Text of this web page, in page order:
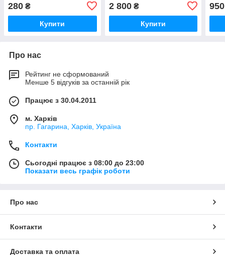
Т-25Ф,Т-25ФМ,
Т-2511,Т-3
280 ₴
Купити
Т-25Ф,Т-25ФМ,Т-2511
2 800₴
Купити
Т-
950
Про нас
Рейтинг не сформований
Менше 5 відгуків за останній рік
Працює з 30.04.2011
м. Харків
пр. Гагарина, Харків, Україна
Контакти
Сьогодні працює з 08:00 до 23:00
Показати весь графік роботи
Про нас
Контакти
Доставка та оплата